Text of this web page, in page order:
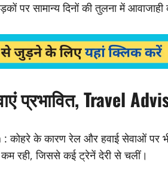
पर सामान्य दिनों की तुलना में
प्रभावित, Travel
: कोहरे के कारण रेल और हवाई सेवाओं पर
रही, जिससे कई ट्रेनें देरी से चलीं।